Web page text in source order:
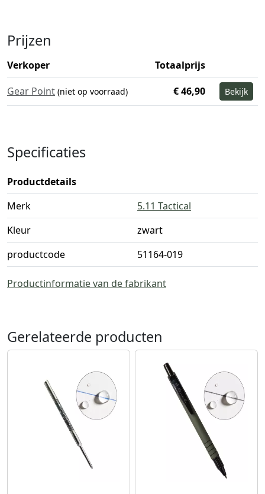
Prijzen
Verkoper
Totaalprijs
Gear Point (niet op voorraad) € 46,90 Bekijk
Specificaties
Productdetails
Merk
5.11 Tactical
Kleur
zwart
productcode
51164-019
Productinformatie van de fabrikant
Gerelateerde producten